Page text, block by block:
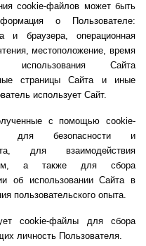
cookie-файлов может быть
о Пользователе:
и браузера, операционная
местоположение, время
использования Сайта
страницы Сайта и иные
использует Сайт.
с помощьюcookie-
для безопасности и
для взаимодействия
а также для сбора
об использовании Сайта в
пользовательского опыта.
cookie-файлы для сбора
личность Пользователя.